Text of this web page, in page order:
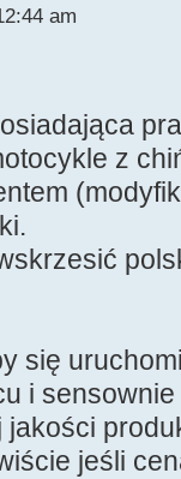
am
z
się
i
jeśli